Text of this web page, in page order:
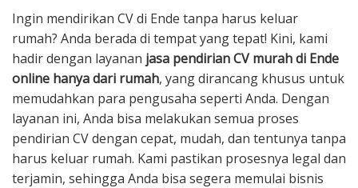
Ingin mendirikan CV di Ende tanpa harus keluar
rumah? Anda berada di tempat yang tepat! Kini, kami
hadir dengan layanan jasa pendirian CV murah di Ende
online hanya dari rumah, yang dirancang khusus untuk
memudahkan para pengusaha seperti Anda. Dengan
layanan ini, Anda bisa melakukan semua proses
pendirian CV dengan cepat, mudah, dan tentunya tanpa
harus keluar rumah. Kami pastikan prosesnya legal dan
terjamin, sehingga Anda bisa segera memulai bisnis